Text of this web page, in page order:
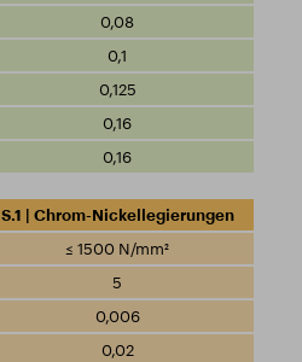
0,08
0,1
0,125
0,16
0,16
S.1 | Chrom-Nickellegierungen
≤ 1500 N/mm²
5
0,006
0,02